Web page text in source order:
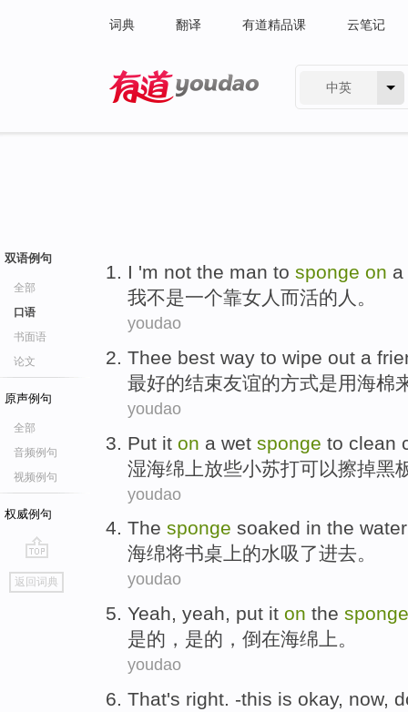
词典 翻译 有道精品课 云笔记
中英
双语例句
全部
口语
书面语
论文
原声例句
全部
音频例句
视频例句
权威例句
go
top
返回词典
I 'm not the man to sponge on a
我不是一个靠女人 而活的 人 。
youdao
Thee best way to wipe out a
最好的结束友谊的方式是用海棉
youdao
Put it on a wet sponge to clean
湿海绵 上放些小苏打可以擦掉黑
youdao
The sponge soaked in the water
海绵将书桌上的水吸了进去。
youdao
Yeah, yeah, put it on the sponge
是的 ，是的， 倒在海绵上。
youdao
That's right. -this is okay, now,